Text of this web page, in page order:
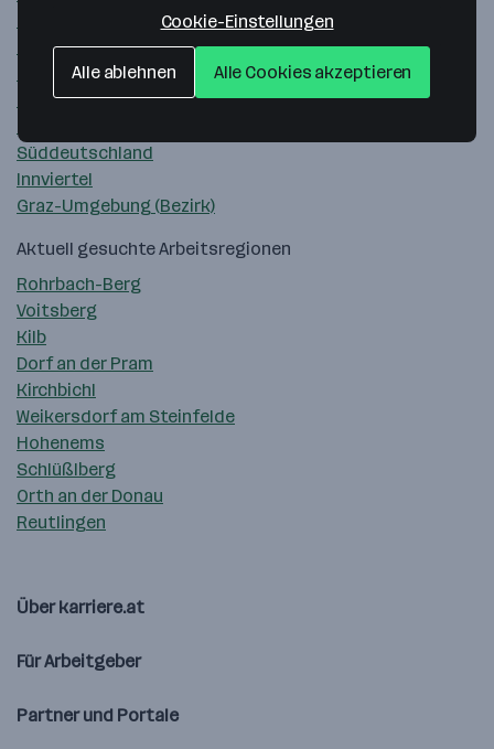
Oberösterreich Zentralraum
Großraum Linz
Salzburg
Großraum Innsbruck
Süddeutschland
Innviertel
Graz-Umgebung (Bezirk)
Aktuell gesuchte Arbeitsregionen
Rohrbach-Berg
Voitsberg
Kilb
Dorf an der Pram
Kirchbichl
Weikersdorf am Steinfelde
Hohenems
Schlüßlberg
Orth an der Donau
Reutlingen
Über karriere.at
Für Arbeitgeber
Partner und Portale
Cookie-Einstellungen
Alle ablehnen Alle Cookies akzeptieren